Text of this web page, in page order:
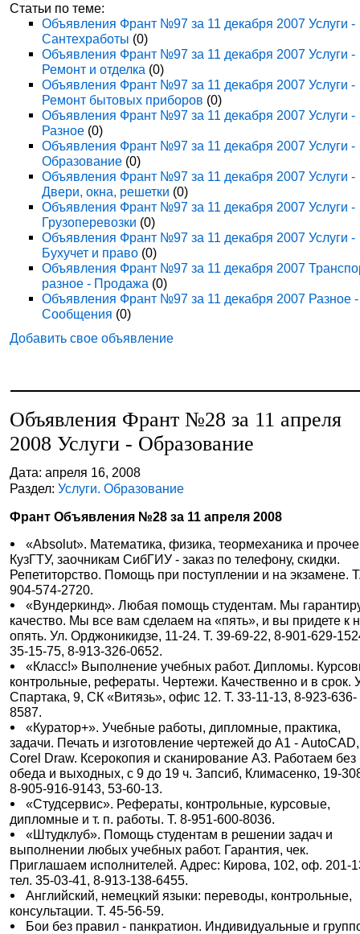
Статьи по теме:
Объявления Франт №97 за 11 декабря 2007 Услуги -
Сантехработы (0)
Объявления Франт №97 за 11 декабря 2007 Услуги -
Ремонт и отделка (0)
Объявления Франт №97 за 11 декабря 2007 Услуги -
Ремонт бытовых приборов (0)
Объявления Франт №97 за 11 декабря 2007 Услуги -
Разное (0)
Объявления Франт №97 за 11 декабря 2007 Услуги -
Образование (0)
Объявления Франт №97 за 11 декабря 2007 Услуги -
Двери, окна, решетки (0)
Объявления Франт №97 за 11 декабря 2007 Услуги -
Грузоперевозки (0)
Объявления Франт №97 за 11 декабря 2007 Услуги -
Бухучет и право (0)
Объявления Франт №97 за 11 декабря 2007
разное - Продажа (0)
Объявления Франт №97 за 11 декабря 2007 Разное -
Сообщения (0)
Добавить свое объявление
Объявления Франт №28 за 11 апреля
2008 Услуги - Образование
Дата: апреля 16, 2008
Раздел:Услуги. Образование
Франт Объявления №28 за 11 апреля 2008
«Absolut». Математика, физика, теормеханика и
КузГТУ, заочникам СибГИУ - заказ по телефону, скидки.
Репетиторство. Помощь при поступлении и на экзамене.
904-574-2720.
«Вундеркинд». Любая помощь студентам. Мы
качество. Мы все вам сделаем на «пять», и вы придете к
опять. Ул. Орджоникидзе, 11-24. Т. 39-69-22, 8-901-629-
35-15-75, 8-913-326-0652.
«Класс!» Выполнение учебных работ. Дипломы.
контрольные, рефераты. Чертежи. Качественно и в срок.
Спартака, 9, СК «Витязь», офис 12. Т. 33-11-13, 8-923-636-
8587.
«Куратор+». Учебные работы, дипломные, практика,
задачи. Печать и изготовление чертежей до А1 - AutoCAD,
Corel Draw. Ксерокопия и сканирование А3. Работаем без
обеда и выходных, с 9 до 19 ч. Запсиб, Климасенко, 19-
8-905-916-9143, 53-60-13.
«Студсервис». Рефераты, контрольные, курсовые,
дипломные и т. п. работы. Т. 8-951-600-8036.
«Штудклуб». Помощь студентам в решении задач и
выполнении любых учебных работ. Гарантия, чек.
Приглашаем исполнителей. Адрес: Кирова, 102, оф. 201-
тел. 35-03-41, 8-913-138-6455.
Английский, немецкий языки: переводы, контрольные,
консультации. Т. 45-56-59.
Бои без правил - панкратион. Индивидуальные и